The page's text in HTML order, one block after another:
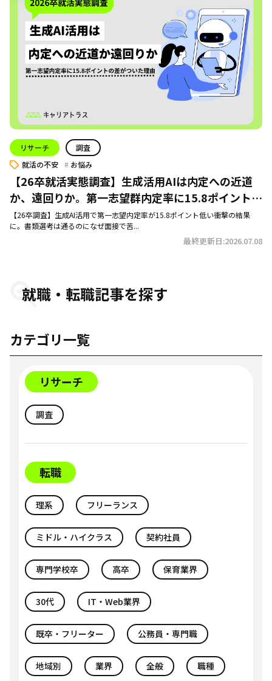
リサーチ
調査
就活の不安
お悩み
【26卒就活実態調査】生成活用AIは内定への近道
か、遠回りか。第一志望群内定率に15.8ポイントの
差がついた理由を考察
【26卒調査】生成AI活用で第一志望内定率が15.8ポイント低い衝撃の結果
に。書類選考は通るのになぜ面接で苦...
最終更新日:2026.07.08
就職・転職記事を探す
カテゴリ一覧
リサーチ
調査
転職
理系 フリーランス
ミドル・ハイクラス 契約社員
専門学校卒 高卒 保育業界
30代 IT・Web業界
既卒・フリーター 公務員・専門職
地域別 業界 全般 職種